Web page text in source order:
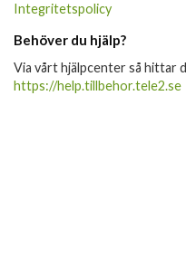
Integritetspolicy
Behöver du hjälp?
Via vårt hjälpcenter så hittar
https://help.tillbehor.tele2.se